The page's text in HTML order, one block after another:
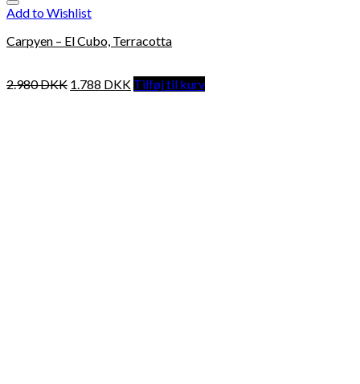
Add to Wishlist
Carpyen – El Cubo, Terracotta
2.980DKK 1.788 DKK Tilføj til kurv